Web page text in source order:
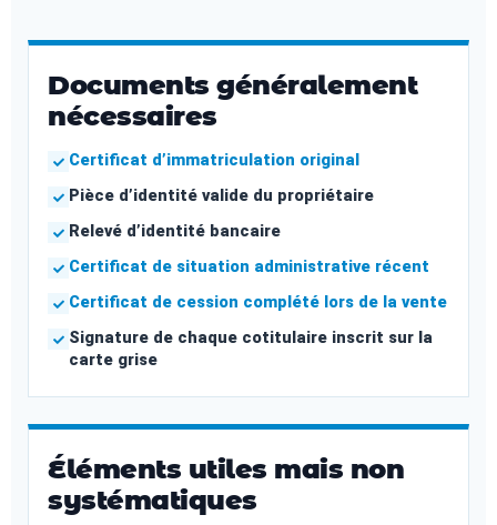
Documents généralement
nécessaires
Certificat d’immatriculation original
Pièce d’identité valide du propriétaire
Relevé d’identité bancaire
Certificat de situation administrative récent
Certificat de cession complété lors de la vente
Signature de chaque cotitulaire inscrit sur la
carte grise
Éléments utiles mais non
systématiques